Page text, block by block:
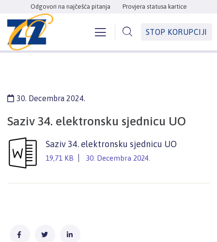
Odgovori na najčešća pitanja Provjera statusa kartice
STOP KORUPCIJI
30. Decembra 2024.
Saziv 34. elektronsku sjednicu UO
Saziv 34. elektronsku sjednicu UO
19,71 KB 30. Decembra 2024.